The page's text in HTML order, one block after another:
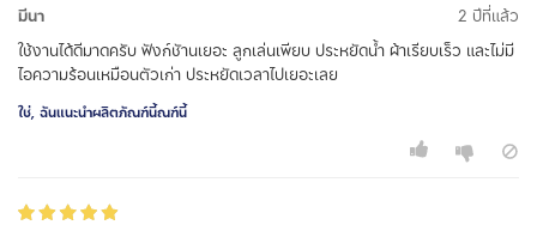
มีนา
2 ปีที่แล้ว
ใช้งานได้ดีมาดครับ ฟังก์ชัานเยอะ ลูกเล่นเพียบ ประหยัดน้ำ ผ้าเรียบเร็ว และไม่มี
ไอความร้อนเหมือนตัวเก่า ประหยัดเวลาไปเยอะเลย
ใช่, ฉันแนะนำผลิตภัณฑ์นี้ณฑ์นี้